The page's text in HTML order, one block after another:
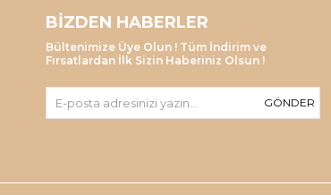
BIZDEN HABERLER
Bültenimize Üye Olun ! Tüm İndirim ve
Fırsatlardan İlk Sizin Haberiniz Olsun !
GÖNDER